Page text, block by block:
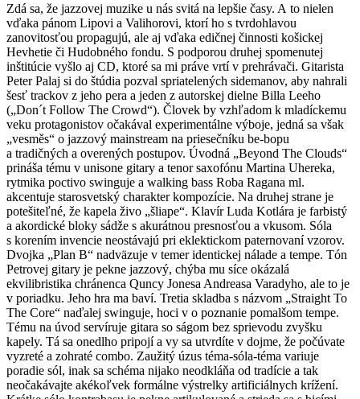
Zdá sa, že jazzovej muzike u nás svitá na lepšie časy. A to nielen
vďaka pánom Lipovi a Valihorovi, ktorí ho s tvrdohlavou
zanovitosťou propagujú, ale aj vďaka edičnej činnosti košickej
Hevhetie či Hudobného fondu. S podporou druhej spomenutej
inštitúcie vyšlo aj CD, ktoré sa mi práve vrtí v prehrávači. Gitarista
Peter Palaj si do štúdia pozval spriatelených sidemanov, aby nahrali
šesť trackov z jeho pera a jeden z autorskej dielne Billa Leeho
(„Don´t Follow The Crowd“). Človek by vzhľadom k mladíckemu
veku protagonistov očakával experimentálne výboje, jedná sa však
„vesměs“ o jazzový mainstream na priesečníku be-bopu
a tradičných a overených postupov. Úvodná „Beyond The Clouds“
prináša tému v unisone gitary a tenor saxofónu Martina Uhereka,
rytmika poctivo swinguje a walking bass Roba Ragana ml.
akcentuje starosvetský charakter kompozície. Na druhej strane je
potešiteľné, že kapela živo „šliape“. Klavír Luda Kotlára je farbistý
a akordické bloky sádže s akurátnou presnosťou a vkusom. Sóla
s korením invencie neostávajú pri eklektickom paternovaní vzorov.
Dvojka „Plan B“ nadväzuje v temer identickej nálade a tempe. Tón
Petrovej gitary je pekne jazzový, chýba mu síce okázalá
ekvilibristika chránenca Quncy Jonesa Andreasa Varadyho, ale to je
v poriadku. Jeho hra ma baví. Tretia skladba s názvom „Straight To
The Core“ naďalej swinguje, hoci v o poznanie pomalšom tempe.
Tému na úvod servíruje gitara so ságom bez sprievodu zvyšku
kapely. Tá sa onedlho pripojí a vy sa utvrdíte v dojme, že počúvate
vyzreté a zohraté combo. Zaužitý úzus téma-sóla-téma variuje
poradie sól, inak sa schéma nijako neodkláňa od tradície a tak
neočakávajte akékoľvek formálne výstrelky artificiálnych krížení.